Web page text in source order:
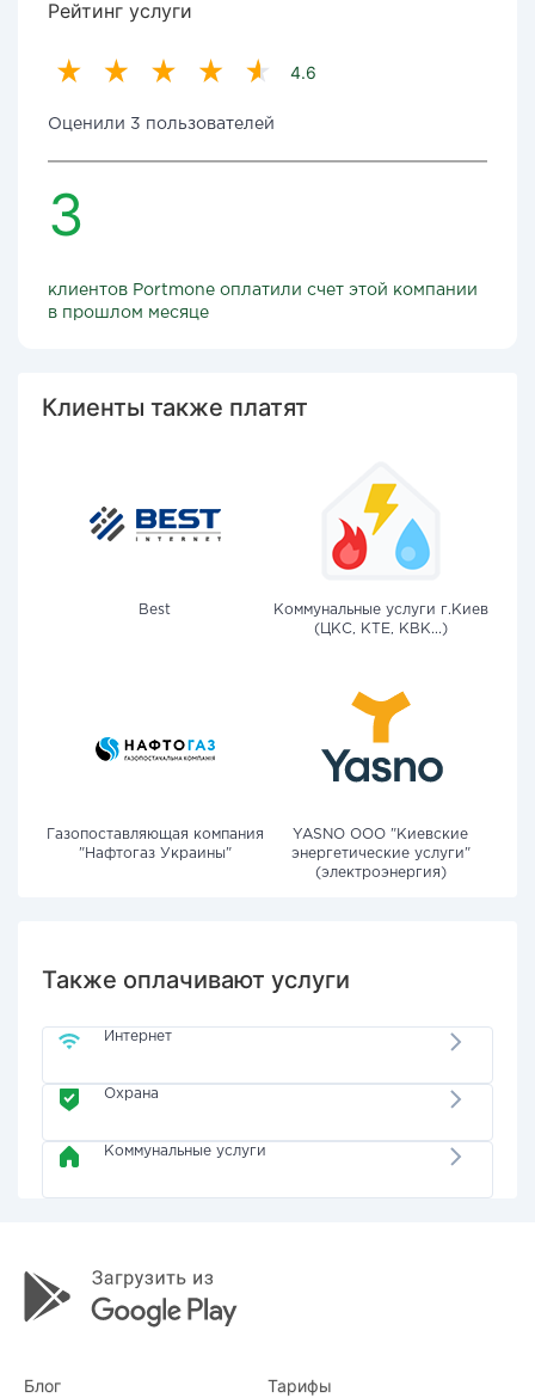
Рейтинг услуги
4.6
Оценили 3 пользователей
3
клиентов Portmone оплатили счет этой компании
в прошлом месяце
Клиенты также платят
Best
Коммунальные услуги г.Киев
(ЦКС, КТЕ, КВК...)
Газопоставляющая компания
"Нафтогаз Украины"
YASNO OOO "Киевские
энергетические услуги"
(электроэнергия)
Также оплачивают услуги
Интернет
Охрана
Коммунальные услуги
Блог Тарифы